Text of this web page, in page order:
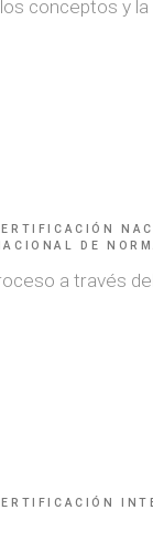
conceptos y
DE
a través